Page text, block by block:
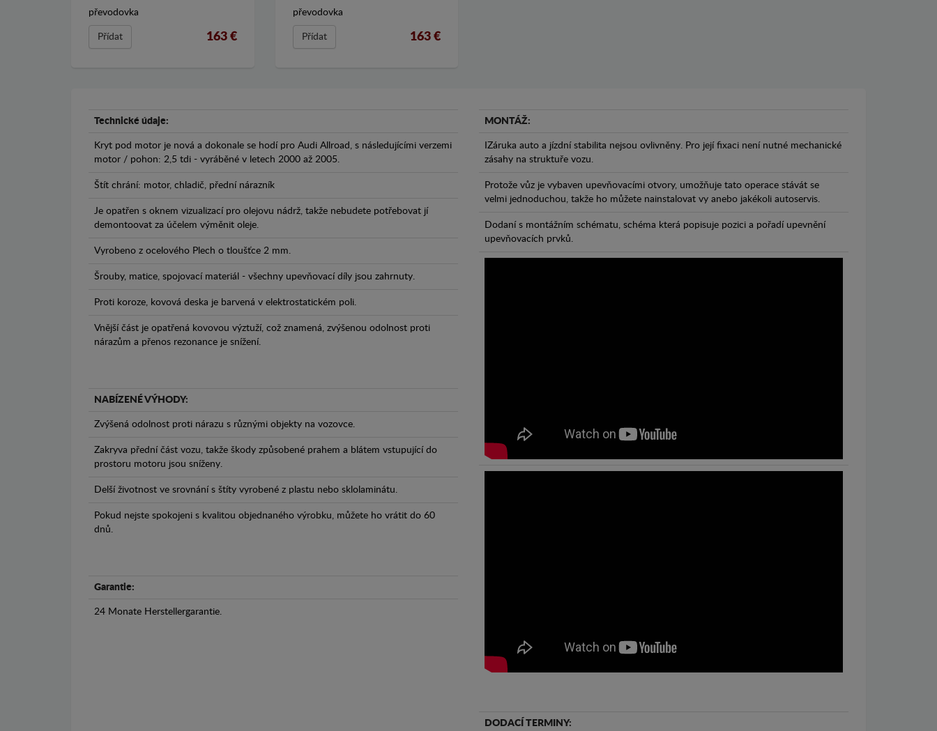
převodovka
Přídat 163 €
převodovka
Přídat 163 €
Technické údaje:
Kryt pod motor je nová a dokonale se hodí pro Audi Allroad, s následujícími verzemi
motor / pohon: 2,5 tdi - vyráběné v letech 2000 až 2005.
Štít chrání: motor, chladič, přední nárazník
Je opatřen s oknem vizualizací pro olejovu nádrž, takže nebudete potřebovat jí
demontoovat za účelem výměnit oleje.
Vyrobeno z ocelového Plech o tloušťce 2 mm.
Šrouby, matice, spojovací materiál - všechny upevňovací díly jsou zahrnuty.
Proti koroze, kovová deska je barvená v elektrostatickém poli.
Vnější část je opatřená kovovou výztuží, což znamená, zvýšenou odolnost proti
nárazům a přenos rezonance je snížení.
NABÍZENÉ VÝHODY:
Zvýšená odolnost proti nárazu s různými objekty na vozovce.
Zakryva přední část vozu, takže škody způsobené prahem a blátem vstupující do
prostoru motoru jsou sníženy.
Delší životnost ve srovnání s štíty vyrobené z plastu nebo sklolaminátu.
Pokud nejste spokojeni s kvalitou objednaného výrobku, můžete ho vrátit do 60
dnů.
Garantie:
24 Monate Herstellergarantie.
MONTÁŽ:
IZáruka auto a jízdní stabilita nejsou ovlivněny. Pro její fixaci není nutné mechanické
zásahy na struktuře vozu.
Protože vůz je vybaven upevňovacími otvory, umožňuje tato operace stávát se
velmi jednoduchou, takže ho můžete nainstalovat vy anebo jakékoli autoservis.
Dodaní s montážním schématu, schéma která popisuje pozici a pořadí upevnění
upevňovacích prvků.
DODACÍ TERMINY: